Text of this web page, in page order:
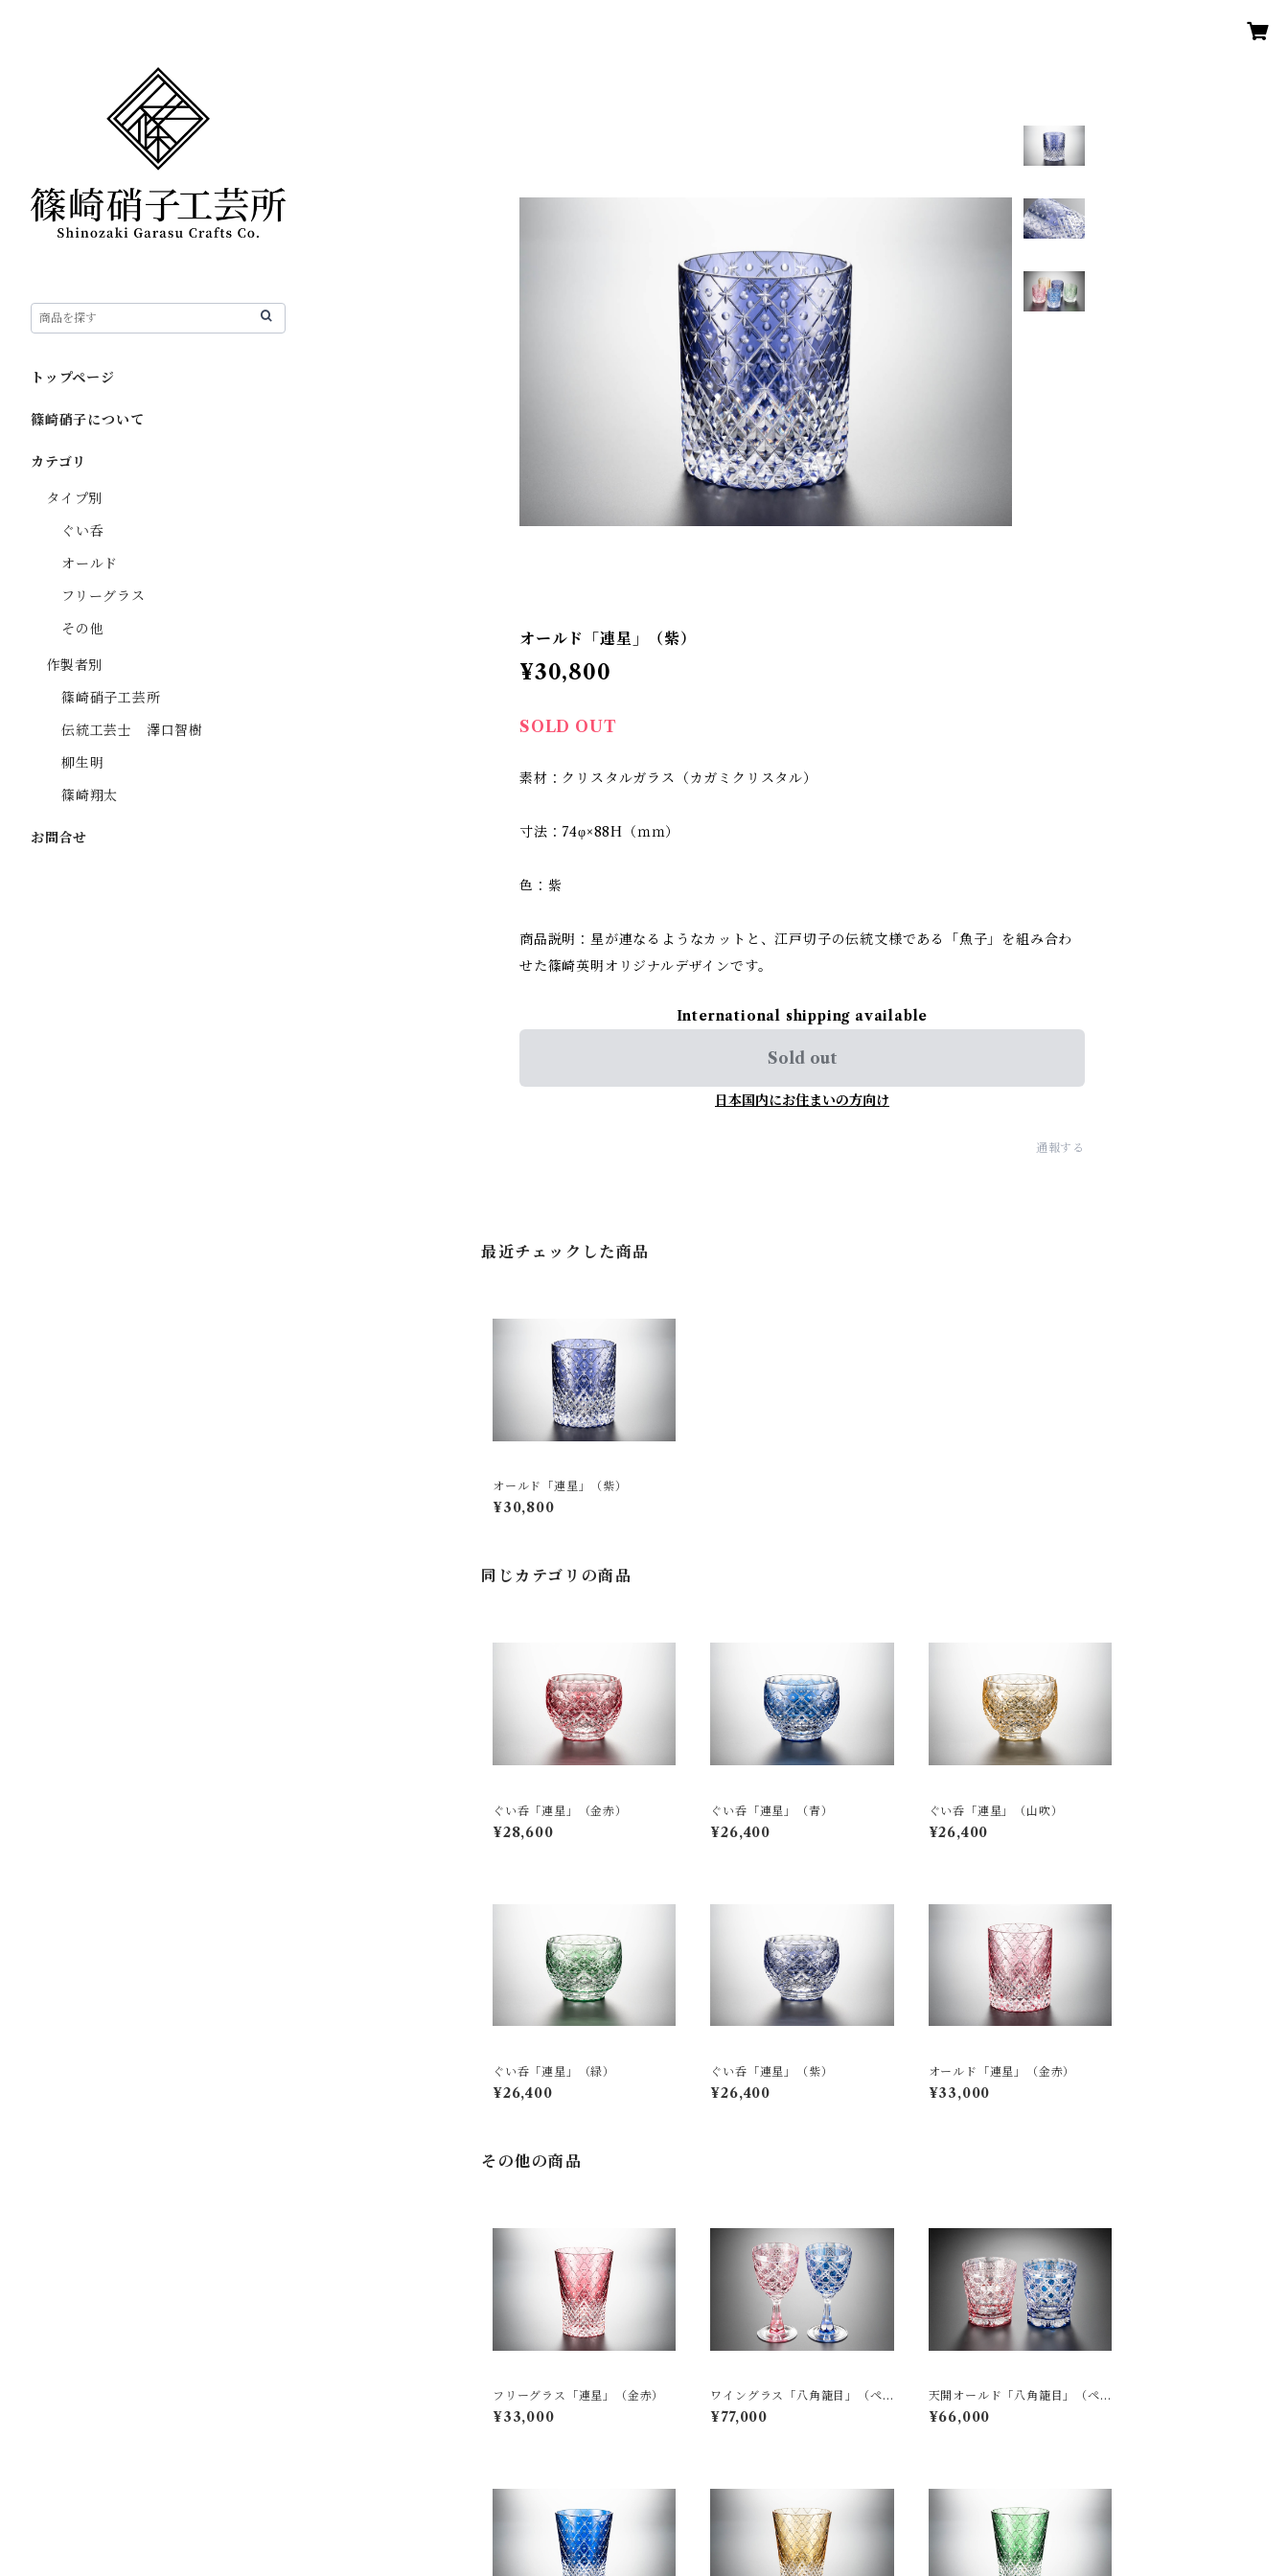
オールド「連星」（紫）
¥30,800
SOLD OUT
素材：クリスタルガラス（カガミクリスタル）
寸法：74φ×88H（ｍｍ）
色：紫
商品説明：星が連なるようなカットと、江戸切子の伝統文様である「魚子」を組み合わ
せた篠崎英明オリジナルデザインです。
International shipping available
Sold out
日本国内にお住まいの方向け
通報する
最近チェックした商品
オールド「連星」（紫）
¥30,800
同じカテゴリの商品
ぐい呑「連星」（金赤）
¥28,600
ぐい呑「連星」（青）
¥26,400
ぐい呑「連星」（山吹）
¥26,400
ぐい呑「連星」（緑）
¥26,400
ぐい呑「連星」（紫）
¥26,400
オールド「連星」（金赤）
¥33,000
その他の商品
フリーグラス「連星」（金赤）
¥33,000
ワイングラス「八角籠目」（ペ
ア）
¥77,000
天開オールド「八角籠目」（ペ
ア）
¥66,000
トップページ
篠崎硝子について
カテゴリ
タイプ別
ぐい呑
オールド
フリーグラス
その他
作製者別
篠崎硝子工芸所
伝統工芸士 澤口智樹
柳生明
篠崎翔太
お問合せ